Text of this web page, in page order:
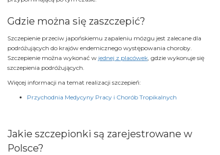
Gdzie można się zaszczepić?
Szczepienie przeciw japońskiemu zapaleniu mózgu jest zalecane dla
podróżujących do krajów endemicznego występowania choroby.
Szczepienie można wykonać w jednej z placówek, gdzie wykonuje się
szczepienia podróżujących.
Więcej informacji na temat realizacji szczepień:
Przychodnia Medycyny Pracy i Chorób Tropikalnych
Jakie szczepionki są zarejestrowane w
Polsce?